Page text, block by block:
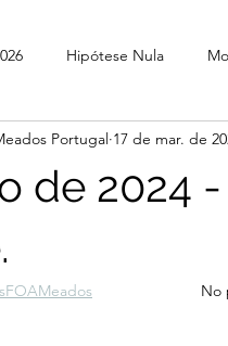
Hipótese Nula
ACC Maio 2026
2025
de 2024
Portugal 17 de mar. de